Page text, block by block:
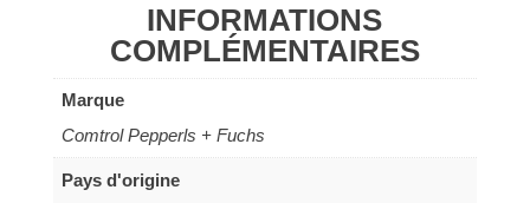
INFORMATIONS
COMPLÉMENTAIRES
Marque
Comtrol Pepperls + Fuchs
Pays d'origine